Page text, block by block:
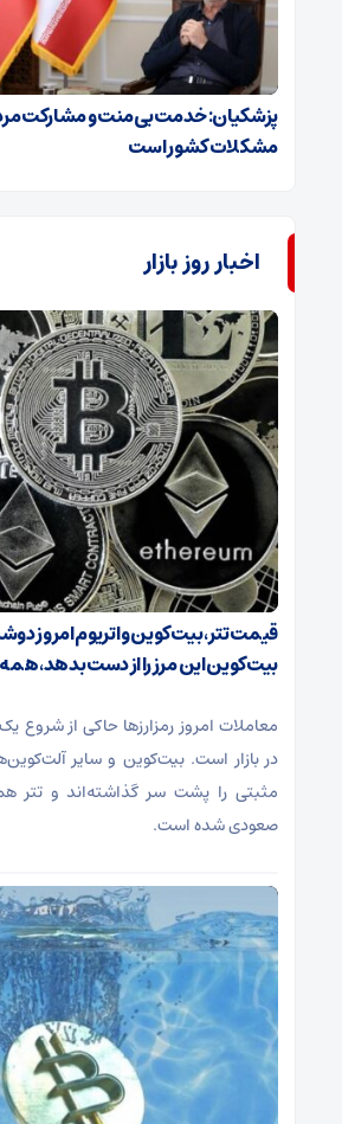
پزشکیان: خدمت بی‌منت و مشارکت
مشکلات کشور است
اخبار روز بازار
بیت‌کوین این مرز را از دست بدهد،
معاملات امروز رمزارز‌ها حاکی از شروع
در بازار است. بیت‌کوین و سایر
مثبتی را پشت سر گذاشته‌اند و تتر هم
صعودی شده است.